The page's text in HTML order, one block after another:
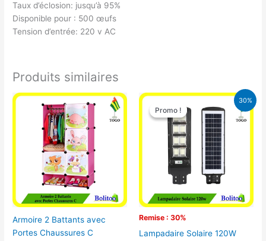
Taux d’éclosion: jusqu’à 95%
Disponible pour : 500 œufs
Tension d’entrée: 220 v AC
Produits similaires
Armoire 2 Battants avec
Portes Chaussures C
30%
Promo !
Remise : 30%
Promo !
Lampadaire Solaire 120W
Le
prix
initial
était :
50.000 CFA.
Le
prix
actuel
est :
35.000